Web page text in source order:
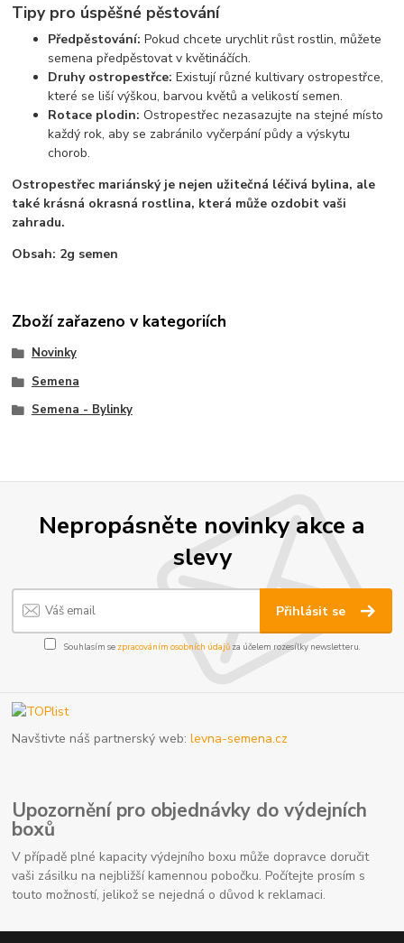
Tipy pro úspěšné pěstování
Předpěstování: Pokud chcete urychlit růst rostlin, můžete
semena předpěstovat v květináčích.
Druhy ostropestřce: Existují různé kultivary ostropestřce,
které se liší výškou, barvou květů a velikostí semen.
Rotace plodin: Ostropestřec nezasazujte na stejné místo
každý rok, aby se zabránilo vyčerpání půdy a výskytu
chorob.
Ostropestřec mariánský je nejen užitečná léčivá bylina, ale
také krásná okrasná rostlina, která může ozdobit vaši
zahradu.
Obsah: 2g semen
Zboží zařazeno v kategoriích
Novinky
Semena
Semena - Bylinky
Nepropásněte novinky akce a
slevy
Přihlásit se
Souhlasím se zpracováním osobních údajůza účelem rozesílky newsletteru.
Navštivte náš partnerský web:levna-semena.cz
Upozornění pro objednávky do výdejních
boxů
V případě plné kapacity výdejního boxu může dopravce doručit
vaši zásilku na nejbližší kamennou pobočku. Počítejte prosím s
touto možností, jelikož se nejedná o důvod k reklamaci.